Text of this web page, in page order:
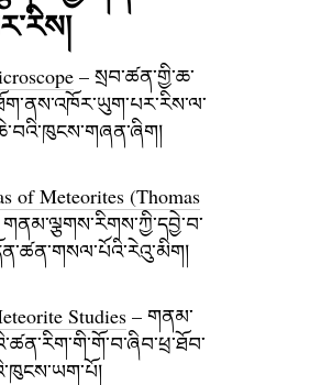
– སྲབ་ཚན་གྱི་ཆ་
of Meteorites (Thomas
Studies – གནམ་